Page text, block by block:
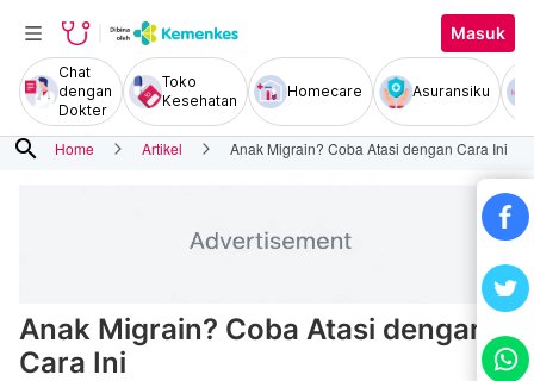
Masuk
Chat
dengan
Dokter
Toko
Kesehatan
Homecare Asuransiku
search Home Artikel Anak Migrain? Coba Atasi dengan Cara Ini
Anak Migrain? Coba Atasi dengan
Cara Ini